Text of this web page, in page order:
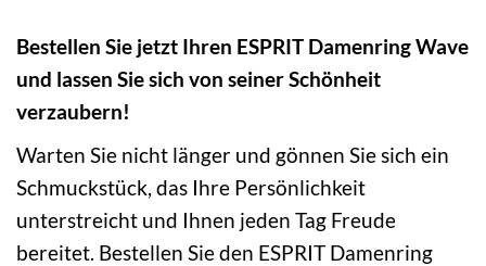
Bestellen Sie jetzt Ihren ESPRIT Damenring Wave
und lassen Sie sich von seiner Schönheit
verzaubern!
Warten Sie nicht länger und gönnen Sie sich ein
Schmuckstück, das Ihre Persönlichkeit
unterstreicht und Ihnen jeden Tag Freude
bereitet. Bestellen Sie den ESPRIT Damenring